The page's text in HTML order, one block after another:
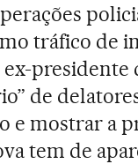
tráfico de
presidente
de
e mostrar a
tem de